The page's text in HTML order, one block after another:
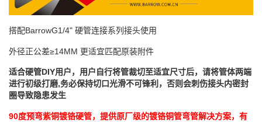
搭配BarrowG1/4" 硬管连接系列接头使用
外径正公差≥14MM 更适宜匹配原装附件
适合硬管DIY用户，用户自行将管裁切至适宜尺寸后，请将管体两端
进行初级打磨,务必保持切口光滑不可锋利，否则会刺伤接头内密封
圈导致隐患发生
90度预弯紫铜镀铬硬管，提供原厂级的镀铬铜管弯管解决方案，有